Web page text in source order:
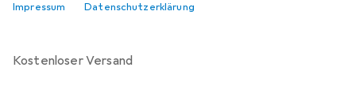
Impressum Datenschutzerklärung
kostenloser Versand